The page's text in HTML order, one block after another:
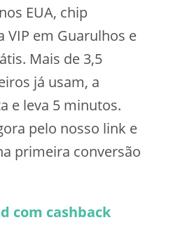
EUA, chip
VIP em Guarulhos e
Mais de 3,5
já usam, a
e leva 5 minutos.
pelo nosso link e
primeira conversão
com cashback